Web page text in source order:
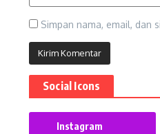
Simpan nama, email, dan
Social Icons
Instagram